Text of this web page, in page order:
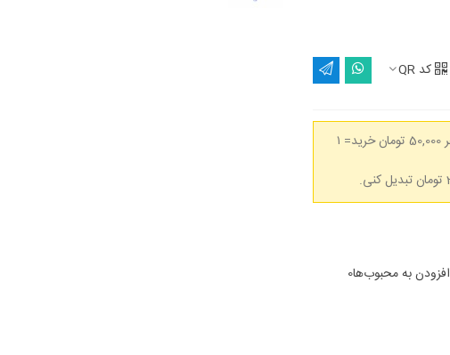
کد QR
(هر 50,000 تومان خرید= ۱
افزودن به محبوب‌ها0